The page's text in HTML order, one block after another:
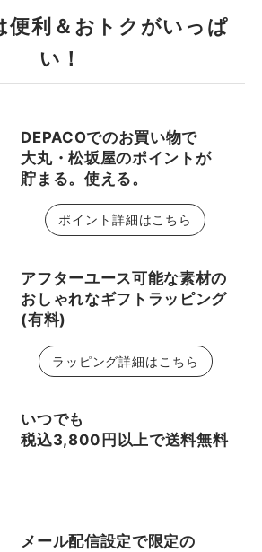
便利＆おトクがいっぱ
い！
DEPACOでのお買い物で
大丸・松坂屋のポイントが
貯まる。使える。
ポイント詳細はこちら
アフターユース可能な素材の
おしゃれなギフトラッピング
(有料)
ラッピング詳細はこちら
いつでも
税込3,800円以上で送料無料
メール配信設定で限定の